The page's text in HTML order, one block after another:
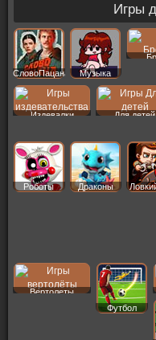
Игры
СловоПацана Музыка
Издевалки
Для детей
Роботы Драконы
Вертолеты
Футбол